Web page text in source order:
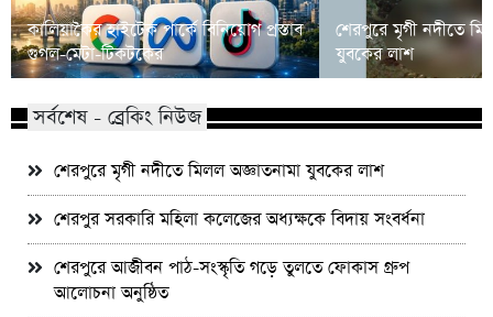
কালিয়াকৈর হাইটেক পার্কে বিনিয়োগ প্রস্তাব
গুগল-মেটা-টিকটকের
শেরপুরে মৃগী নদীতে
যুবকের লাশ
সর্বশেষ - ব্রেকিং নিউজ
শেরপুরে মৃগী নদীতে মিলল অজ্ঞাতনামা যুবকের লাশ
শেরপুর সরকারি মহিলা কলেজের অধ্যক্ষকে বিদায় সংবর্ধনা
শেরপুরে আজীবন পাঠ-সংস্কৃতি গড়ে তুলতে ফোকাস গ্রুপ
আলোচনা অনুষ্ঠিত